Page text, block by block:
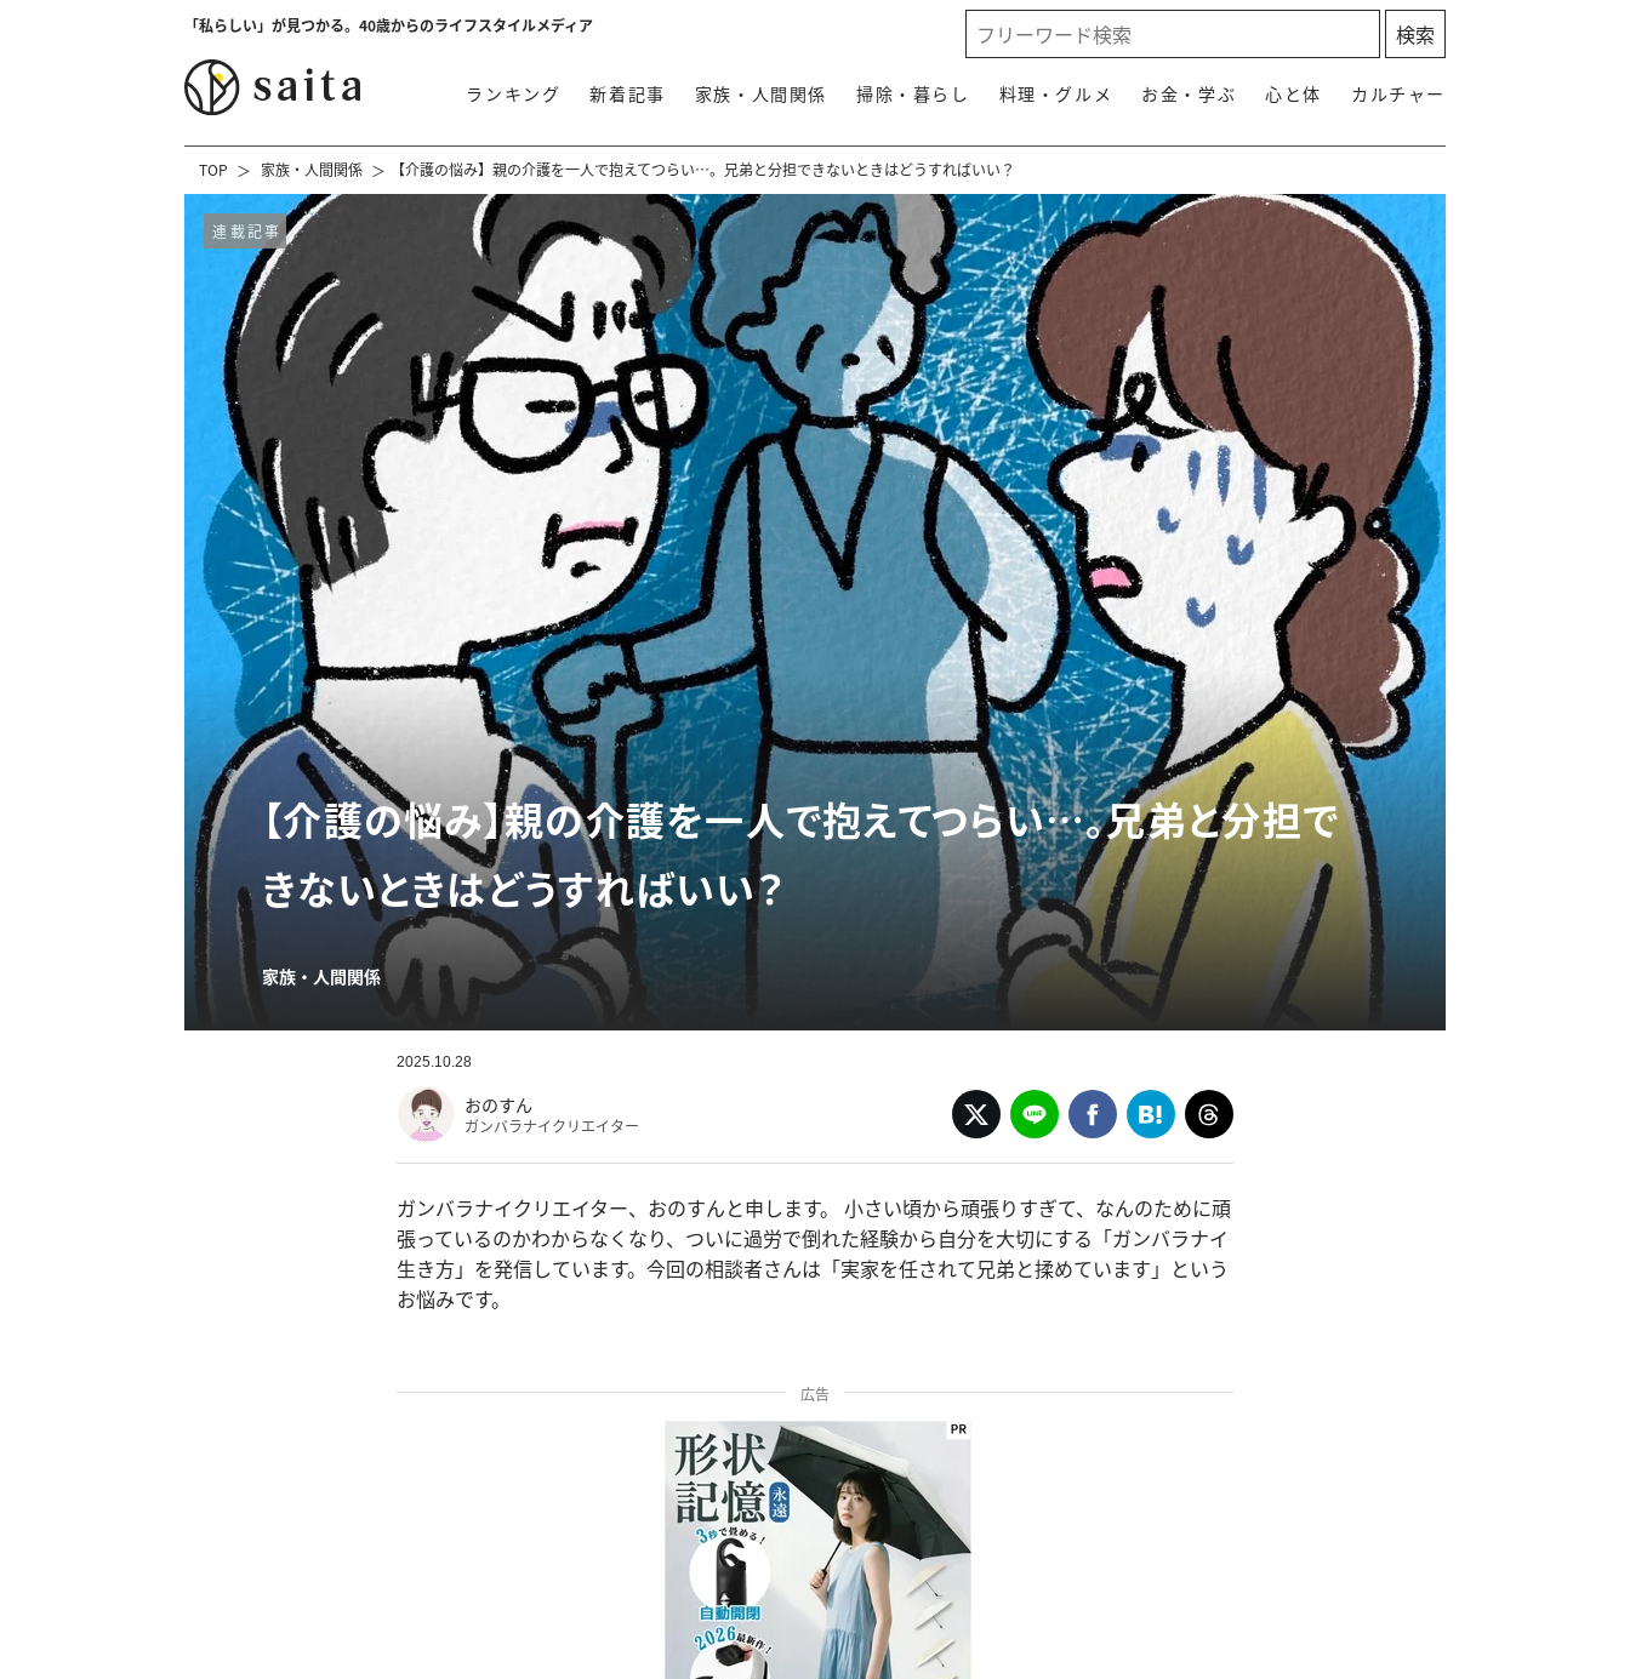
「私らしい」が見つかる。40歳からのライフスタイルメディア
ランキング 新着記事 家族・人間関係 掃除・暮らし 料理・グルメ お金・学ぶ 心と体 カルチャー
TOP 家族・人間関係 【介護の悩み】親の介護を一人で抱えてつらい…。兄弟と分担できないときはどうすればいい？
連載記事
【介護の悩み】親の介護を一人で抱えてつらい…。兄弟と分担で
きないときはどうすればいい？
家族・人間関係
2025.10.28
おのすん
ガンバラナイクリエイター
ガンバラナイクリエイター、おのすんと申します。 小さい頃から頑張りすぎて、なんのために頑
張っているのかわからなくなり、ついに過労で倒れた経験から自分を大切にする「ガンバラナイ
生き方」を発信しています。今回の相談者さんは「実家を任されて兄弟と揉めています」という
お悩みです。
広告